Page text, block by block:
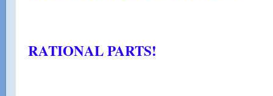
RATIONAL PARTS!